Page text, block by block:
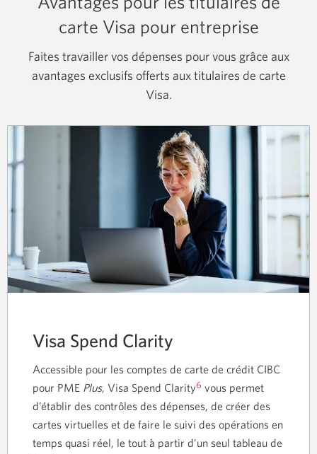
carte Visa pour entreprise
Faites travailler vos dépenses pour vous grâce aux
avantages exclusifs offerts aux titulaires de carte
Visa.
Visa Spend Clarity
Accessible pour les comptes de carte de crédit CIBC
pour PME Plus, Visa Spend Clarity6 vous permet
d’établir des contrôles des dépenses, de créer des
cartes virtuelles et de faire le suivi des opérations en
temps quasi réel, le tout à partir d’un seul tableau de